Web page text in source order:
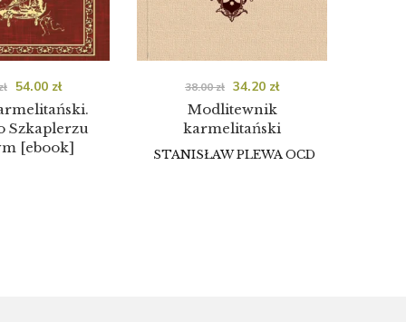
Szkaplerzu
[ebook]
54.00 zł
Modlitewnik
karmelitański
STANISŁAW PLEWA OCD
38.00zł 34.20 zł